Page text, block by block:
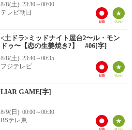
8/8(土) 23:30～00:00
テレビ朝日
<土ドラ>ミッドナイト屋台2〜ル・モン
ドゥ〜【恋の生姜焼き?】 #06[字]
8/8(土) 23:40～00:35
フジテレビ
LIAR GAME[字]
8/9(日) 00:00～00:30
BSテレ東